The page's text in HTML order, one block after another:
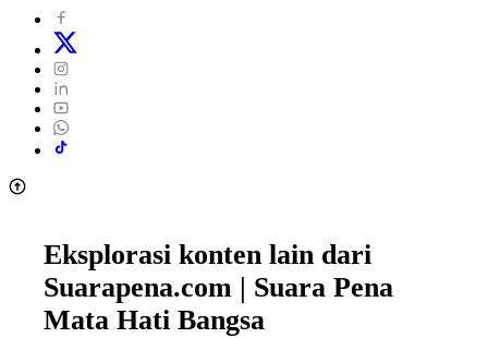
Eksplorasi konten lain dari
Suarapena.com | Suara Pena
Mata Hati Bangsa